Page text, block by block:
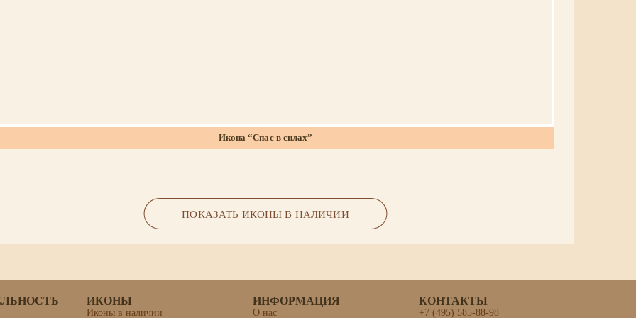
Икона “Спас в силах”
ПОКАЗАТЬ ИКОНЫ В НАЛИЧИИ
ИКОНЫ
Иконы в наличии
ИНФОРМАЦИЯ
О нас
КОНТАКТЫ
+7 (495) 585-88-98